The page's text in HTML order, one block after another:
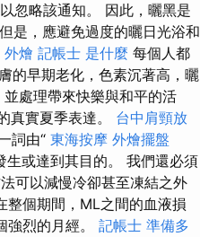
忽略該通知。 因此，曬黑是
但是，應避免過度的曬日光浴和
外燴 記帳士 是什麼 每個人都
的早期老化，色素沉著高，曬
處理帶來快樂與和平的活
真實夏季表達。 台中肩頸放
詞由“ 東海按摩 外燴擺盤
生或達到其目的。 我們還必須
可以減慢冷卻甚至凍結之外
整個期間，ML之間的血液損
強烈的月經。 記帳士 準備多